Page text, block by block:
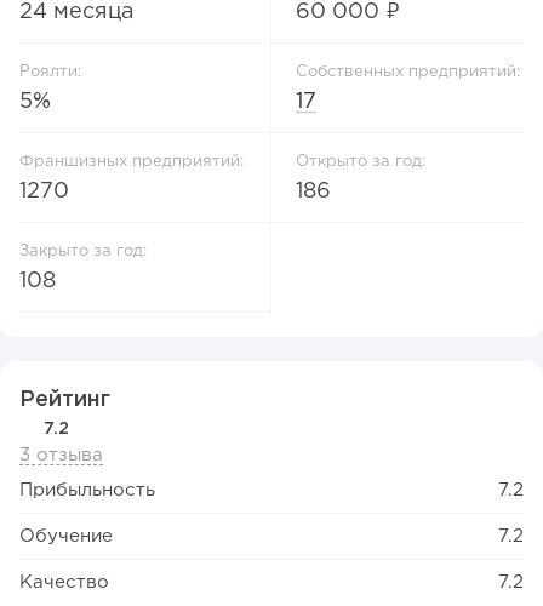
24 месяца 60 000 ₽
Роялти:
5%
Собственных предприятий:
17
Франшизных предприятий:
1270
Открыто за год:
186
Закрыто за год:
108
Рейтинг
7.2
3 отзыва
Прибыльность 7.2
Обучение 7.2
Качество 7.2